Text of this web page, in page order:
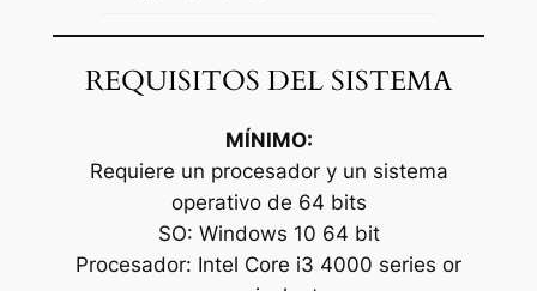
REQUISITOS DEL SISTEMA
MÍNIMO:
Requiere un procesador y un sistema
operativo de 64 bits
SO: Windows 10 64 bit
Procesador: Intel Core i3 4000 series or